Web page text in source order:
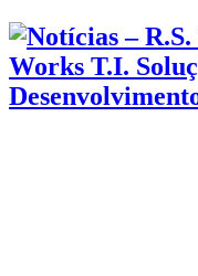
Works T.I.